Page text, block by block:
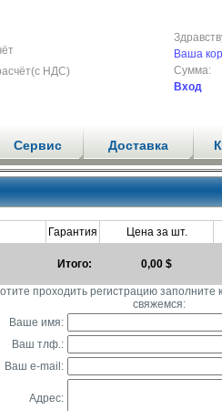
НДС)
Ваша
Сумма:
Вход
Сервис Доставка
Гарантия Цена за шт.
Итого: 0,00 $
проходить регистрацию
свяжемся:
Ваше имя:
Ваш тлф.:
Ваш e-mail:
Адрес: